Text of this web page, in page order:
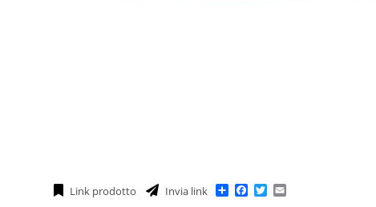
Link prodotto Invia link Condividi
Facebook
TwitterEmail